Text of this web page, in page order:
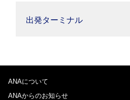
出発ターミナル
ANAについて
ANAからのお知らせ